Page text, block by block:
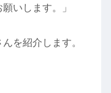
いします。」
を紹介します。